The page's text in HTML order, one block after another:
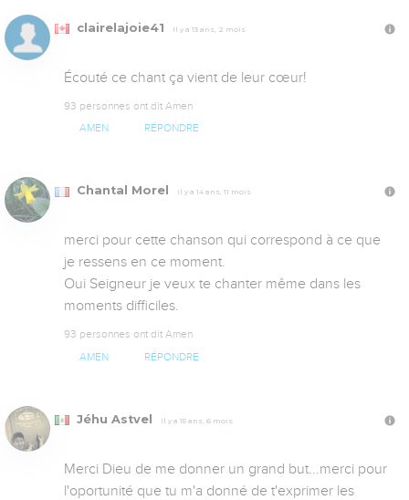
clairelajoie41 Il y a 13 ans, 2 mois
Écouté ce chant ça vient de leur cœur!
93 personnes ont dit Amen
AMEN RÉPONDRE
Chantal Morel Il y a 14 ans, 11 mois
merci pour cette chanson qui correspond à ce que
je ressens en ce moment.
Oui Seigneur je veux te chanter même dans les
moments difficiles.
93 personnes ont dit Amen
AMEN RÉPONDRE
Jéhu Astvel Il y a 15 ans, 6 mois
Merci Dieu de me donner un grand but...merci pour
l'oportunité que tu m'a donné de t'exprimer les